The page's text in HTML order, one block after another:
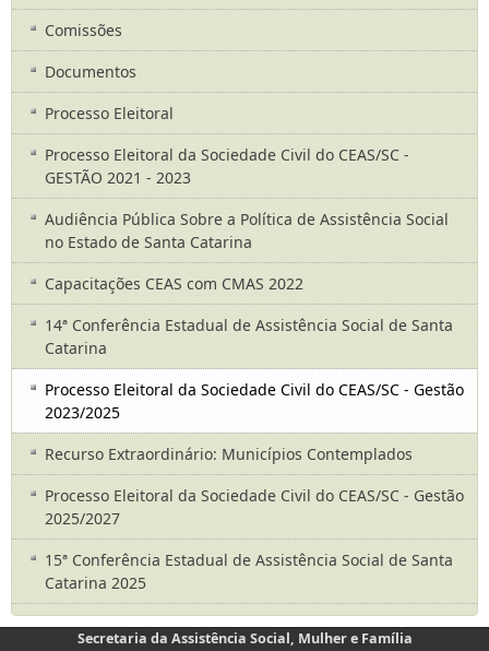
Comissões
Documentos
Processo Eleitoral
Processo Eleitoral da Sociedade Civil do CEAS/SC -
GESTÃO 2021 - 2023
Audiência Pública Sobre a Política de Assistência Social
no Estado de Santa Catarina
Capacitações CEAS com CMAS 2022
14ª Conferência Estadual de Assistência Social de Santa
Catarina
Processo Eleitoral da Sociedade Civil do CEAS/SC - Gestão
2023/2025
Recurso Extraordinário: Municípios Contemplados
Processo Eleitoral da Sociedade Civil do CEAS/SC - Gestão
2025/2027
15ª Conferência Estadual de Assistência Social de Santa
Catarina 2025
Secretaria da Assistência Social, Mulher e Família